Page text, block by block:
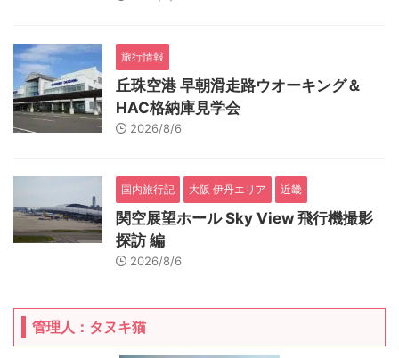
旅行情報
丘珠空港 早朝滑走路ウオーキング＆
HAC格納庫見学会
2026/8/6
国内旅行記 大阪 伊丹エリア 近畿
関空展望ホール Sky View 飛行機撮影
探訪 編
2026/8/6
管理人：タヌキ猫